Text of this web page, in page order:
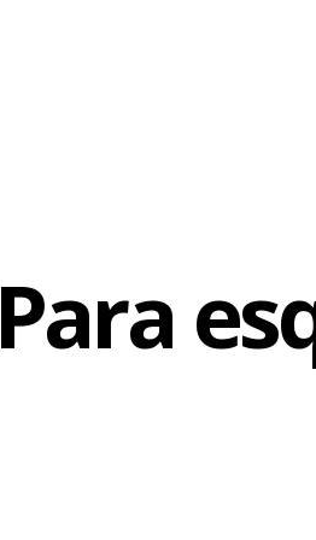
carreira, Te Amo Cada Vez
Para